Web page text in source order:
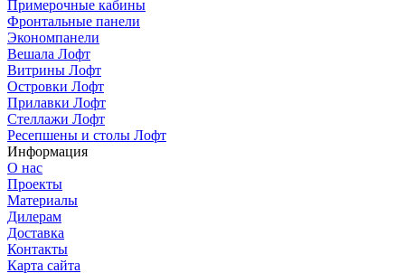
Примерочные кабины
Фронтальные панели
Экономпанели
Вешала Лофт
Витрины Лофт
Островки Лофт
Прилавки Лофт
Стеллажи Лофт
Ресепшены и столы Лофт
Информация
О нас
Проекты
Материалы
Дилерам
Доставка
Контакты
Карта сайта